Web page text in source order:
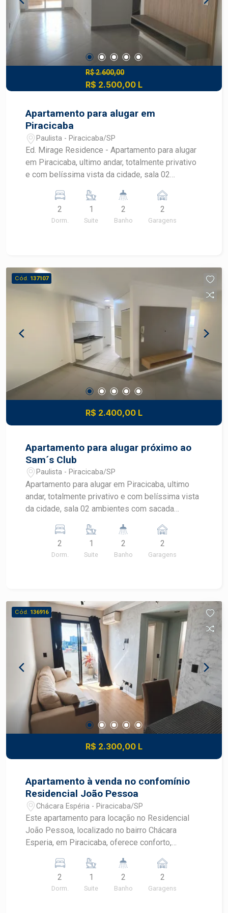
R$ 2.600,00
R$ 2.500,00 L
Apartamento para alugar em
Piracicaba
Paulista - Piracicaba/SP
Ed. Mirage Residence - Apartamento para alugar
em Piracicaba, ultimo andar, totalmente privativo
e com belíssima vista da cidade, sala 02
cozinha com armário integrada à sala, banheiros
com box, 2 dormitórios com armário embutido e
01 suíte, área de serviço. 02 vagas de garagem.
2
Dorm.
1
Suite
2
Banho
2
Garagens
Cód. 137107
R$ 2.400,00 L
Apartamento para alugar próximo ao
Sam´s Club
Paulista - Piracicaba/SP
Apartamento para alugar em Piracicaba, ultimo
andar, totalmente privativo e com belíssima vista
da cidade, sala 02 ambientes com sacada
integrada à sala, banheiros com box, 2
dormitórios com armário embutido e 01 suíte,
área de serviço. 02 vagas de garagem.
2
Dorm.
1
Suite
2
Banho
2
Garagens
Cód. 136916
R$ 2.300,00 L
Apartamento à venda no confomínio
Residencial João Pessoa
Chácara Espéria - Piracicaba/SP
Este apartamento para locação no Residencial
João Pessoa, localizado no bairro Chácara
Esperia, em Piracicaba, oferece conforto,
ambientes. Com sala integrada à área gourmet,
cozinha planejada e localização estratégica, é
uma ótima opção para quem busca qualidade de
2
Dorm.
1
Suite
2
Banho
2
Garagens